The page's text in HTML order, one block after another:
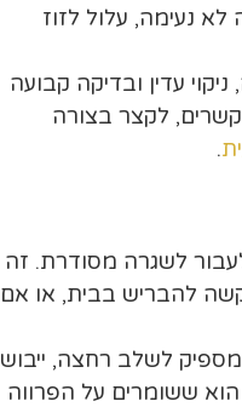
נעימה, עלול לזוז
עדין ובדיקה קבועה
לקצר בצורה
.
בדקה ה-90", כנראה שצריך לעבור לשגרה מסודרת. זה
להבריש בבית, או אם
לשלב רחצה, ייבוש
הוא ששומרים על הפרווה